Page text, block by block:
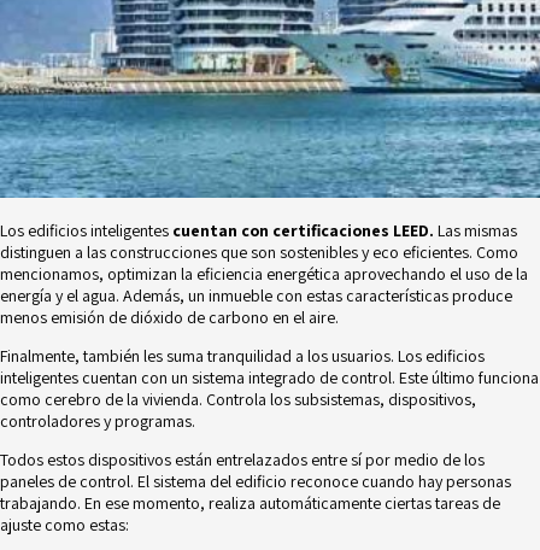
Los edificios inteligentes cuentan con certificaciones LEED. Las mismas
distinguen a las construcciones que son sostenibles y eco eficientes. Como
mencionamos, optimizan la eficiencia energética aprovechando el uso de la
energía y el agua. Además, un inmueble con estas características produce
menos emisión de dióxido de carbono en el aire.
Finalmente, también les suma tranquilidad a los usuarios. Los edificios
inteligentes cuentan con un sistema integrado de control. Este último funciona
como cerebro de la vivienda. Controla los subsistemas, dispositivos,
controladores y programas.
Todos estos dispositivos están entrelazados entre sí por medio de los
paneles de control. El sistema del edificio reconoce cuando hay personas
trabajando. En ese momento, realiza automáticamente ciertas tareas de
ajuste como estas: